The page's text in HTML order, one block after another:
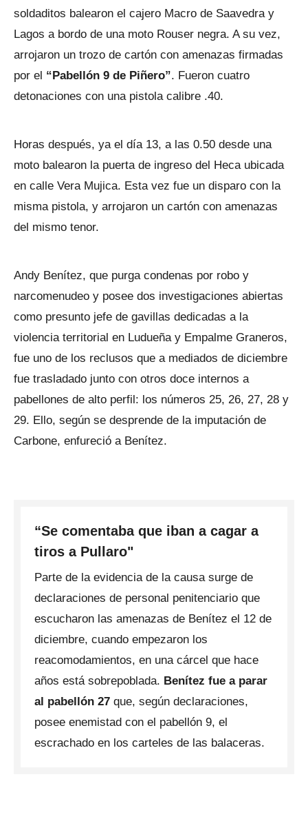
soldaditos balearon el cajero Macro de Saavedra y
Lagos a bordo de una moto Rouser negra. A su vez,
arrojaron un trozo de cartón con amenazas firmadas
por el “Pabellón 9 de Piñero”. Fueron cuatro
detonaciones con una pistola calibre .40.
Horas después, ya el día 13, a las 0.50 desde una
moto balearon la puerta de ingreso del Heca ubicada
en calle Vera Mujica. Esta vez fue un disparo con la
misma pistola, y arrojaron un cartón con amenazas
del mismo tenor.
Andy Benítez, que purga condenas por robo y
narcomenudeo y posee dos investigaciones abiertas
como presunto jefe de gavillas dedicadas a la
violencia territorial en Ludueña y Empalme Graneros,
fue uno de los reclusos que a mediados de diciembre
fue trasladado junto con otros doce internos a
pabellones de alto perfil: los números 25, 26, 27, 28 y
29. Ello, según se desprende de la imputación de
Carbone, enfureció a Benítez.
“Se comentaba que iban a cagar a
tiros a Pullaro"
Parte de la evidencia de la causa surge de
declaraciones de personal penitenciario que
escucharon las amenazas de Benítez el 12 de
diciembre, cuando empezaron los
reacomodamientos, en una cárcel que hace
años está sobrepoblada. Benítez fue a parar
al pabellón 27 que, según declaraciones,
posee enemistad con el pabellón 9, el
escrachado en los carteles de las balaceras.